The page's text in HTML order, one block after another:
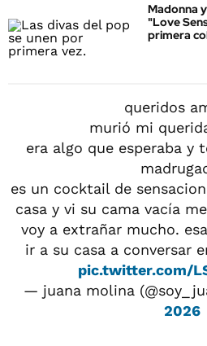
Madonna
"Love
primera
queridos
murió mi
era algo que esperaba y
es un cocktail de
casa y vi su cama vacía
voy a extrañar mucho.
ir a su casa a conversar
pic.twitter.com/
— juana molina
2026